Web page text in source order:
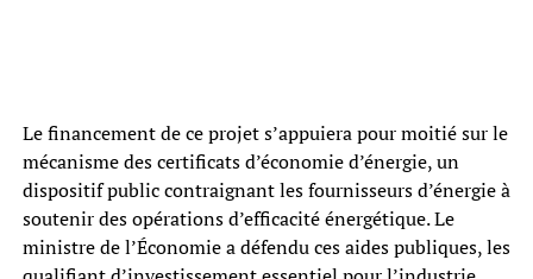
Le financement de ce projet s’appuiera pour moitié sur le
mécanisme des certificats d’économie d’énergie, un
dispositif public contraignant les fournisseurs d’énergie à
soutenir des opérations d’efficacité énergétique. Le
ministre de l’Économie a défendu ces aides publiques, les